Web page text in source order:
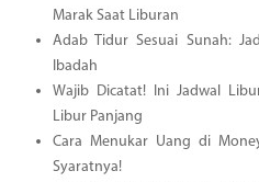
Marak Saat Liburan
Adab Tidur Sesuai Sunah:
Ibadah
Wajib Dicatat! Ini Jadwal
Libur Panjang
Cara Menukar Uang di
Syaratnya!